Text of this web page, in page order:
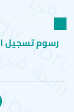
رسوم تسجيل